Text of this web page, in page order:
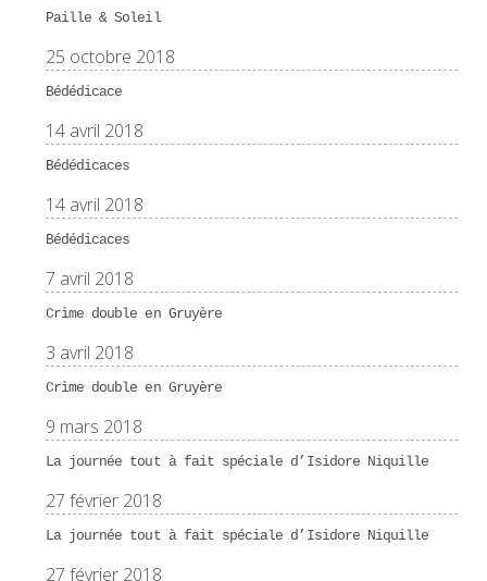
Paille & Soleil
25 octobre 2018
Bédédicace
14 avril 2018
Bédédicaces
14 avril 2018
Bédédicaces
7 avril 2018
Crìme double en Gruyère
3 avril 2018
Crìme double en Gruyère
9 mars 2018
La journée tout à fait spéciale d’Isidore Niquille
27 février 2018
La journée tout à fait spéciale d’Isidore Niquille
27 février 2018